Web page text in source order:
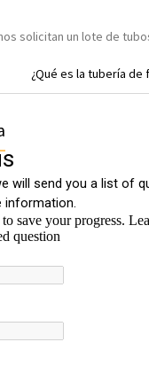
solicitan un lote de
¿Qué es la tubería de